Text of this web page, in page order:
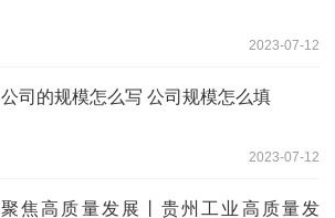
2023-07-12
公司的规模怎么写 公司规模怎么填
2023-07-12
聚焦高质量发展丨贵州工业高质量发